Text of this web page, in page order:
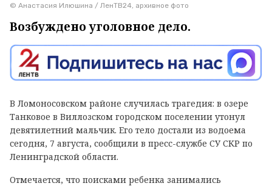
© Анастасия Илюшина / ЛенТВ24, архивное фото
Возбуждено уголовное дело.
В Ломоносовском районе случилась трагедия: в озере
Танковое в Виллозском городском поселении утонул
девятилетний мальчик. Его тело достали из водоема
сегодня, 7 августа, сообщили в пресс-службе СУ СКР по
Ленинградской области.
Отмечается, что поисками ребенка занимались